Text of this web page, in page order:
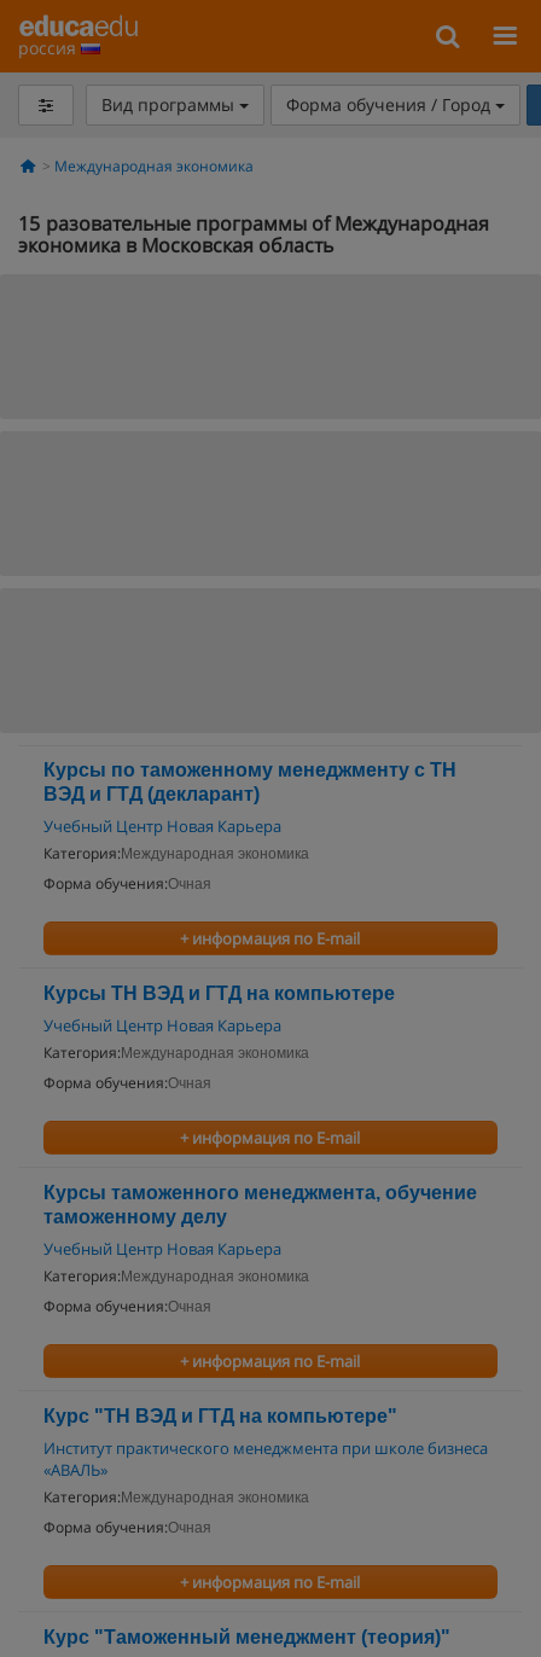
россия
Вид программы Форма обучения / Город
Международная экономика
15 разовательные программы of Международная
экономика в Московская область
Курсы по таможенному менеджменту с ТН
ВЭД и ГТД (декларант)
Учебный Центр Новая Карьера
Категория: Международная экономика
Форма обучения:Очная
+ информация по E-mail
Курсы ТН ВЭД и ГТД на компьютере
Учебный Центр Новая Карьера
Категория: Международная экономика
Форма обучения:Очная
+ информация по E-mail
Курсы таможенного менеджмента, обучение
таможенному делу
Учебный Центр Новая Карьера
Категория: Международная экономика
Форма обучения:Очная
+ информация по E-mail
Курс "ТН ВЭД и ГТД на компьютере"
Институт практического менеджмента при школе бизнеса
«АВАЛЬ»
Категория: Международная экономика
Форма обучения:Очная
+ информация по E-mail
Курс "Таможенный менеджмент (теория)"